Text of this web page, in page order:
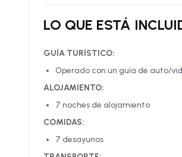
LO QUE ESTÁ
GUÍA TURÍSTICO:
Operado con un guía de auto/
ALOJAMIENTO:
7 noches de alojamiento
COMIDAS:
7 desayunos